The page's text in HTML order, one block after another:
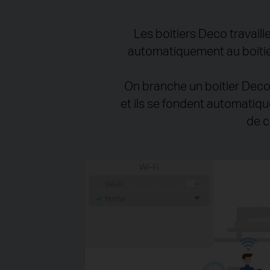
Les boitiers Deco
automatiquement au
On branche un boitier
et ils se fondent
de